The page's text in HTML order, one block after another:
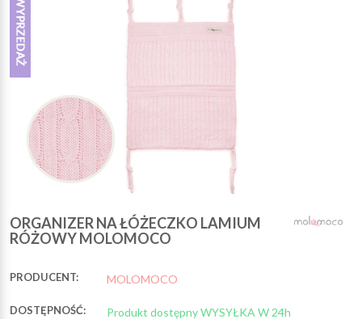
ORGANIZER NA ŁÓŻECZKO LAMIUM
RÓŻOWY MOLOMOCO
PRODUCENT: MOLOMOCO
DOSTĘPNOŚĆ: Produkt dostępny WYSYŁKA W 24h